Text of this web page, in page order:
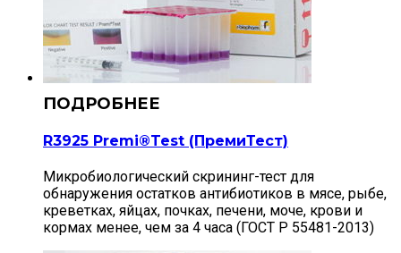
R3925 Premi®Test (ПремиТест)
Микробиологический скрининг-тест для
обнаружения остатков антибиотиков в мясе, рыбе,
креветках, яйцах, почках, печени, моче, крови и
кормах менее, чем за 4 часа (ГОСТ Р 55481-2013)